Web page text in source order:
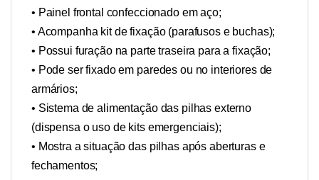
• Painel frontal confeccionado em aço;
• Acompanha kit de fixação (parafusos e buchas);
• Possui furação na parte traseira para a fixação;
• Pode ser fixado em paredes ou no interiores de
armários;
• Sistema de alimentação das pilhas externo
(dispensa o uso de kits emergenciais);
• Mostra a situação das pilhas após aberturas e
fechamentos;